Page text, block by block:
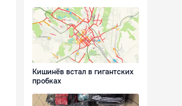
Кишинёв встал в гигантских
пробках